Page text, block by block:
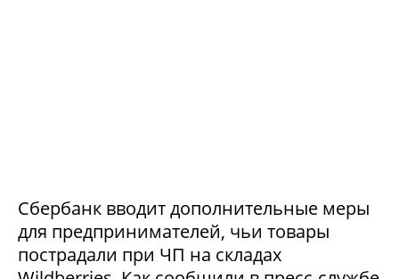
Сбербанк вводит дополнительные меры
для предпринимателей, чьи товары
пострадали при ЧП на складах